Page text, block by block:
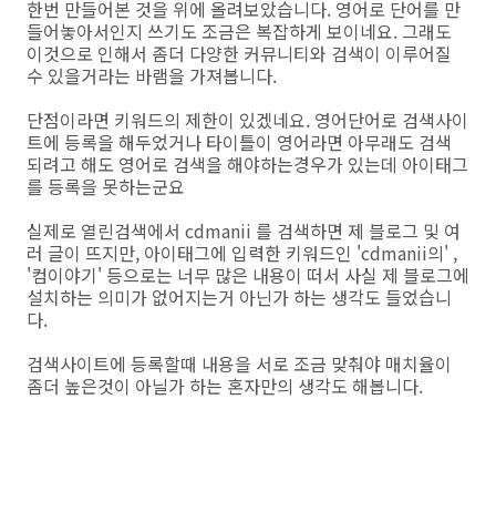
한번 만들어본 것을 위에 올려보았습니다. 영어로 단어를 만
들어놓아서인지 쓰기도 조금은 복잡하게 보이네요. 그래도
이것으로 인해서 좀더 다양한 커뮤니티와 검색이 이루어질
수 있을거라는 바램을 가져봅니다.
단점이라면 키워드의 제한이 있겠네요. 영어단어로 검색사이
트에 등록을 해두었거나 타이틀이 영어라면 아무래도 검색
되려고 해도 영어로 검색을 해야하는경우가 있는데 아이태그
를 등록을 못하는군요
실제로 열린검색에서 cdmanii 를 검색하면 제 블로그 및 여
러 글이 뜨지만, 아이태그에 입력한 키워드인 'cdmanii의' ,
'컴이야기' 등으로는 너무 많은 내용이 떠서 사실 제 블로그에
설치하는 의미가 없어지는거 아닌가 하는 생각도 들었습니
다.
검색사이트에 등록할때 내용을 서로 조금 맞춰야 매치율이
좀더 높은것이 아닐가 하는 혼자만의 생각도 해봅니다.